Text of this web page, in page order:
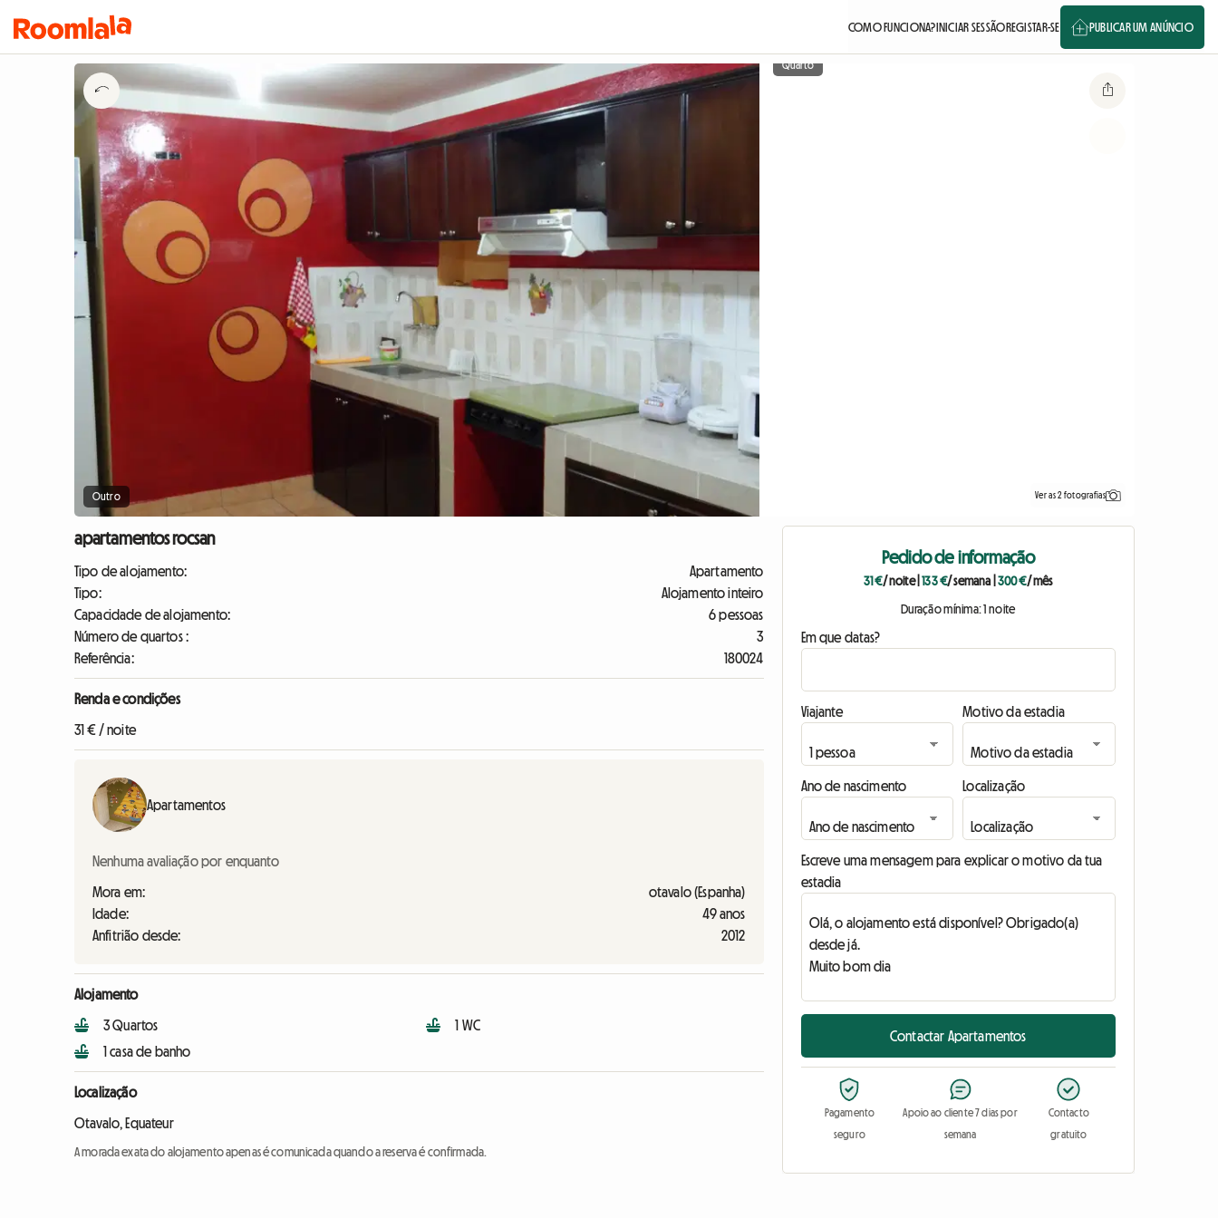
COMO FUNCIONA?INICIAR SESSÃOREGISTAR-SE PUBLICAR UM ANÚNCIO
Outro
Quarto
Ver as 2 fotografias
apartamentos rocsan
Tipo de alojamento:
Apartamento
Tipo:
Alojamento inteiro
Capacidade de alojamento:
6 pessoas
Número de quartos :
3
Referência:
180024
Renda e condições
31 € / noite
Apartamentos
Nenhuma avaliação por enquanto
Mora em:
otavalo (Espanha)
Idade:
49 anos
Anfitrião desde:
2012
Alojamento
3 Quartos
1 casa de banho
1 WC
Localização
Otavalo, Equateur
A morada exata do alojamento apenas é comunicada quando a reserva é confirmada.
Pedido de informação
31 €/ noite|133 €/ semana 300 €/ mês
Duração mínima: 1 noite
Em que datas?
Viajante Motivo da estadia
Ano de nascimento Localização
Escreve uma mensagem para explicar o motivo da tua
estadia
Contactar Apartamentos
Pagamento
seguro
Apoio ao cliente 7 dias por
semana
Contacto
gratuito